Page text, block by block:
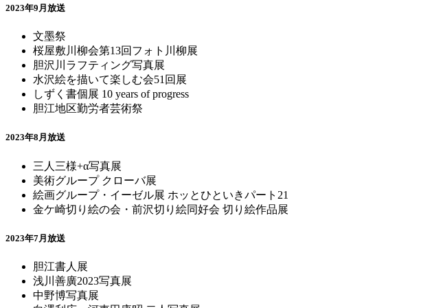
2023年9月放送
文墨祭
桜屋敷川柳会第13回フォト川柳展
胆沢川ラフティング写真展
水沢絵を描いて楽しむ会51回展
しずく書個展 10 years of progress
胆江地区勤労者芸術祭
2023年8月放送
三人三様+α写真展
美術グループ クローバ展
絵画グループ・イーゼル展 ホッとひといきパート21
金ケ崎切り絵の会・前沢切り絵同好会 切り絵作品展
2023年7月放送
胆江書人展
浅川善廣2023写真展
中野博写真展